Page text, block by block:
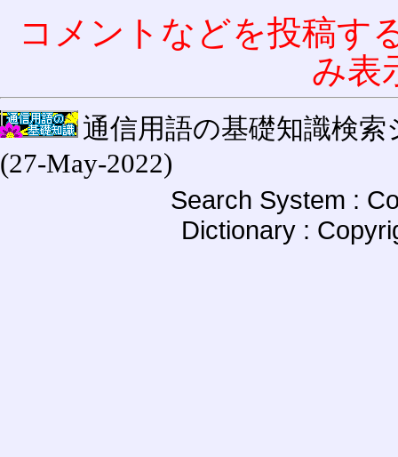
コメントなどを投稿す
み表
通信用語の基礎知識検索
(27-May-2022)
Search System :
Dictionary :